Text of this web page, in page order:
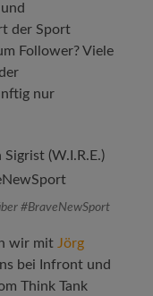
der Sport
Follower? Viele
nur
#BraveNewSport
wir mit Jörg
bei Infront und
Think Tank